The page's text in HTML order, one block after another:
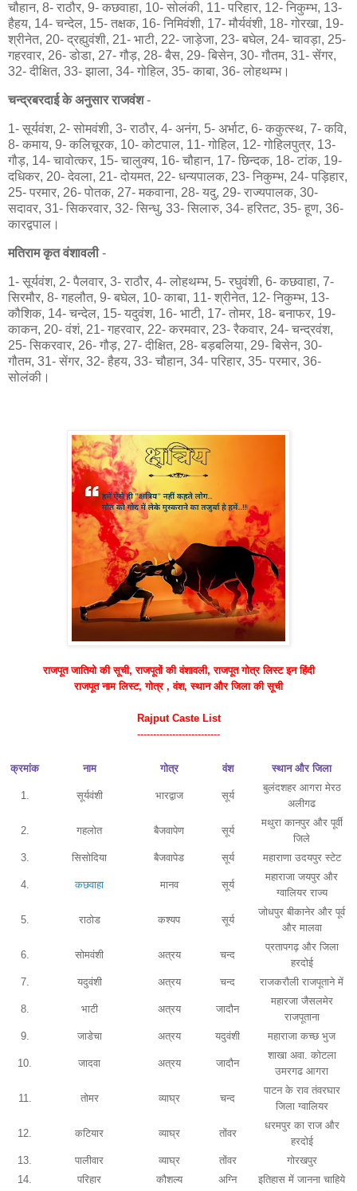
चौहान, 8- राठौर, 9- कछवाहा, 10- सोलंकी, 11- परिहार, 12- निकुम्भ, 13-
हैहय, 14- चन्देल, 15- तक्षक, 16- निमिवंशी, 17- मौर्यवंशी, 18- गोरखा, 19-
श्रीनेत, 20- द्रह्युवंशी, 21- भाटी, 22- जाड़ेजा, 23- बघेल, 24- चावड़ा, 25-
गहरवार, 26- डोडा, 27- गौड़, 28- बैस, 29- बिसेन, 30- गौतम, 31- सेंगर,
32- दीक्षित, 33- झाला, 34- गोहिल, 35- काबा, 36- लोहथम्भ।
चन्द्रबरदाई के अनुसार राजवंश-
1- सूर्यवंश, 2- सोमवंशी, 3- राठौर, 4- अनंग, 5- अर्भाट, 6- ककुत्स्थ, 7- कवि,
8- कमाय, 9- कलिचूरक, 10- कोटपाल, 11- गोहिल, 12- गोहिलपुत्र, 13-
गौड़, 14- चावोत्कर, 15- चालुक्य, 16- चौहान, 17- छिन्दक, 18- टांक, 19-
दधिकर, 20- देवला, 21- दोयमत, 22- धन्यपालक, 23- निकुम्भ, 24- पड़िहार,
25- परमार, 26- पोतक, 27- मकवाना, 28- यदु, 29- राज्यपालक, 30-
सदावर, 31- सिकरवार, 32- सिन्धु, 33- सिलारु, 34- हरितट, 35- हूण, 36-
कारद्वपाल।
मतिराम कृत वंशावली-
1- सूर्यवंश, 2- पैलवार, 3- राठौर, 4- लोहथम्भ, 5- रघुवंशी, 6- कछवाहा, 7-
सिरमौर, 8- गहलौत, 9- बघेल, 10- काबा, 11- श्रीनेत, 12- निकुम्भ, 13-
कौशिक, 14- चन्देल, 15- यदुवंश, 16- भाटी, 17- तोमर, 18- बनाफर, 19-
काकन, 20- वंशं, 21- गहरवार, 22- करमवार, 23- रैकवार, 24- चन्द्रवंश,
25- सिकरवार, 26- गौड़, 27- दीक्षित, 28- बड़बलिया, 29- बिसेन, 30-
गौतम, 31- सेंगर, 32- हैहय, 33- चौहान, 34- परिहार, 35- परमार, 36-
सोलंकी।
राजपूत जातियो की सूची, राजपूतों की वंशावली, राजपूत गोत्र लिस्ट इन हिंदी
राजपूत नामलिस्ट, गोत्र , वंश, स्थान और जिला की सूची
Rajput Caste List
--------------------------
क्रमांक नाम गोत्र वंश स्थान और जिला
1. सूर्यवंशी भारद्वाज सूर्य
बुलंदशहर आगरा मेरठ
अलीगढ
2. गहलोत बैजवापेण सूर्य
मथुरा कानपुर और पूर्वी
जिले
3.
सिसोदिया बैजवापेड सूर्य महाराणा उदयपुर स्टेट
4. कछवाहा मानव सूर्य
महाराजा जयपुर और
ग्वालियर राज्य
5. राठोड कश्यप सूर्य
जोधपुर बीकानेर और पूर्व
और मालवा
6. सोमवंशी अत्रय चन्द
प्रतापगढ़ और जिला
हरदोई
7.
यदुवंशी अत्रय चन्द राजकरौली राजपूताने में
8. भाटी अत्रय जादौन
महारजा जैसलमेर
राजपूताना
9.
जाडेचा अत्रय यदुवंशी महाराजा कच्छ भुज
10. जादवा अत्रय जादौन
शाखा अवा. कोटला
उमरगढ आगरा
11. तोमर व्याघ्र चन्द
पाटन के राव तंवरघार
जिला ग्वालियर
12. कटियार व्याघ्र तोंवर
धरमपुर का राज और
हरदोई
13.
पालीवार व्याघ्र तोंवर
गोरखपुर
14.
परिहार कौशल्य अग्नि इतिहास में जानना चाहिये